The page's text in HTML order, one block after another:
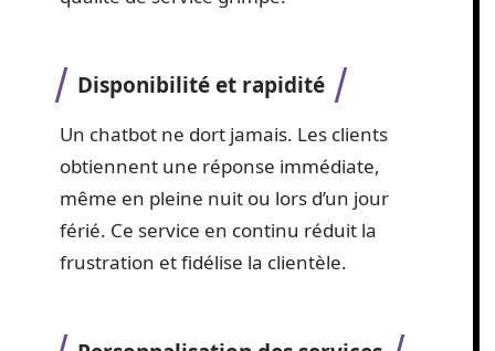
Disponibilité et rapidité
Un chatbot ne dort jamais. Les clients
obtiennent une réponse immédiate,
même en pleine nuit ou lors d’un jour
férié. Ce service en continu réduit la
frustration et fidélise la clientèle.